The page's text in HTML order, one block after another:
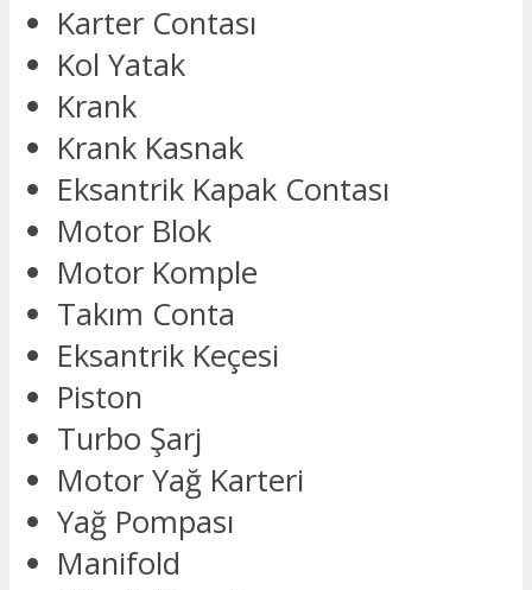
Karter Contası
Kol Yatak
Krank
Krank Kasnak
Eksantrik Kapak Contası
Motor Blok
Motor Komple
Takım Conta
Eksantrik Keçesi
Piston
Turbo Şarj
Motor Yağ Karteri
Yağ Pompası
Manifold